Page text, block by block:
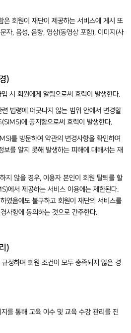
은 회원이 재단이 제공하는 서비스에 게시 또
자, 음성, 음향, 영상(동영상 포함), 이미지(사
)
시 회원에게 알림으로써 효력이 발생한다.
법령에 어긋나지 않는 범위 안에서 변경할
에 공지함으로써 효력이 발생한다.
를 방문하여 약관의 변경사항을 확인하여
보를 알지 못해 발생하는 피해에 대해서는 재
지 않을 경우, 이용자 본인이 회원 탈퇴를 할
에서 제공하는 서비스 이용에는 제한된다.
였음에도 불구하고 회원이 재단의 서비스를
사항에 동의하는 것으로 간주한다.
)
정하며 회원 조건이 모두 충족되지 않은 경
를 통해 교육 이수 및 교육 수강 관리를 진